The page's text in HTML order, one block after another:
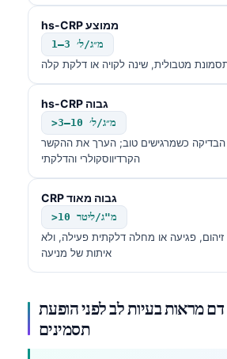
hs-CRP ממוצע
1–3 מ״ג/ל׳
מטבולית, שינה לקויה או דלקת קלה
hs-CRP גבוה
>3–10 מ״ג/ל׳
הבדיקה כשמרגישים טוב; הערך את ההקשר
הקרדיווסקולרי והדלקתי
CRP גבוה מאוד
>10 מ"ג/ליטר
זיהום, פגיעה או מחלה דלקתית פעילה, ולא
איתות של מניעה
דם מראות בעיות לב לפני הופעת
תסמינים